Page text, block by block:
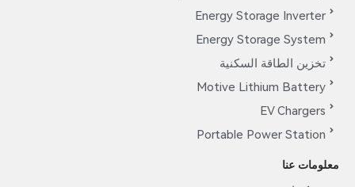
Energy Storage Inverter
Energy Storage System
تخزين الطاقة السكنية
Motive Lithium Battery
EV Chargers
Portable Power Station
معلومات عنا